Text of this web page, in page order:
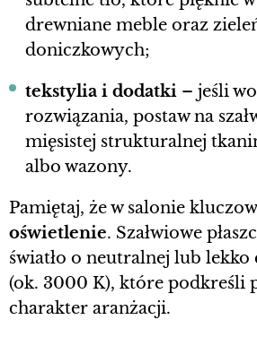
drewniane meble oraz
doniczkowych;
tekstylia i dodatki – jeśli
rozwiązania, postaw na
mięsistej strukturalnej
albo wazony.
Pamiętaj, że w salonie
oświetlenie. Szałwiowe
światło o neutralnej lub lekko
(ok. 3000 K), które podkreśli
charakter aranżacji.